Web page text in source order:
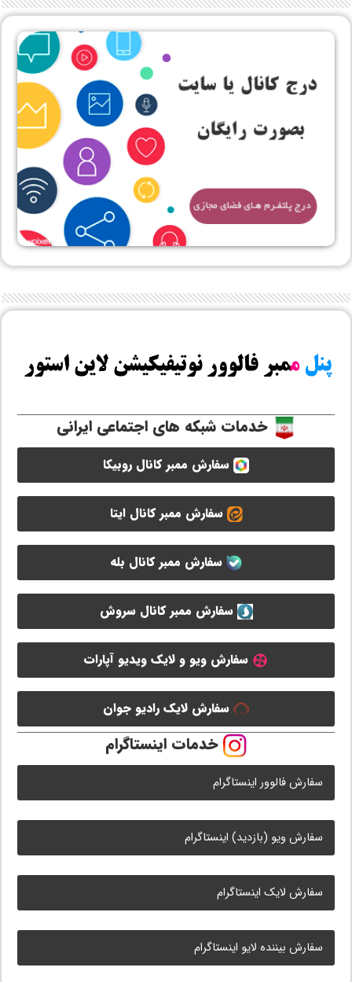
خدمات شبکه های اجتماعی ایرانی
سفارش ممبر کانال روبیکا
سفارش ممبر کانال ایتا
سفارش ممبر کانال بله
سفارش ممبر کانال سروش
سفارش ویو و لایک ویدیو آپارات
سفارش لایک رادیو جوان
خدمات اینستاگرام
سفارش فالوور اینستاگرام
سفارش ویو (بازدید) اینستاگرام
سفارش لایک اینستاگرام
سفارش بیننده لایو اینستاگرام